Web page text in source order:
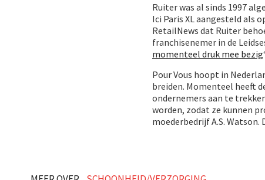
Ruiter was al sinds 1997
Ici Paris XL aangesteld als
RetailNews dat Ruiter
franchisenemer in de
momenteel druk mee bezig
Pour Vous hoopt in
breiden. Momenteel heeft
ondernemers aan te
worden, zodat ze kunnen
moederbedrijf A.S.